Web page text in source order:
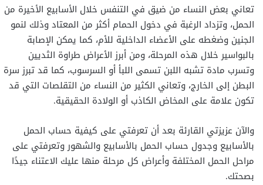
تعاني بعض النساء من ضيق في التنفس خلال الأسابيع الأخيرة من
الحمل، وتزداد الرغبة في دخول الحمام أكثر من المعتاد وذلك لنمو
الجنين وضغطه على الأعضاء الداخلية للأم، كما يمكن الإصابة
بالبواسير خلال هذه المرحلة، ومن أبرز الأعراض طراوة الثديين
وتسرب مادة تشبه اللبن تسمى اللبأ أو السرسوب، كما قد تبرز سرة
البطن إلى الخارج، وتعاني الكثير من النساء من التقلصات التي قد
تكون علامة على المخاض الكاذب أو الولادة الحقيقية.
والآن عزيزتي القارئة بعد أن تعرفتي على كيفية حساب الحمل
بالأسابيع وجدول حساب الحمل بالأسابيع والشهور وتعرفتي على
مراحل الحمل المختلفة وأعراض كل مرحلة منها عليك الاعتناء جيدًا
بصحتك.